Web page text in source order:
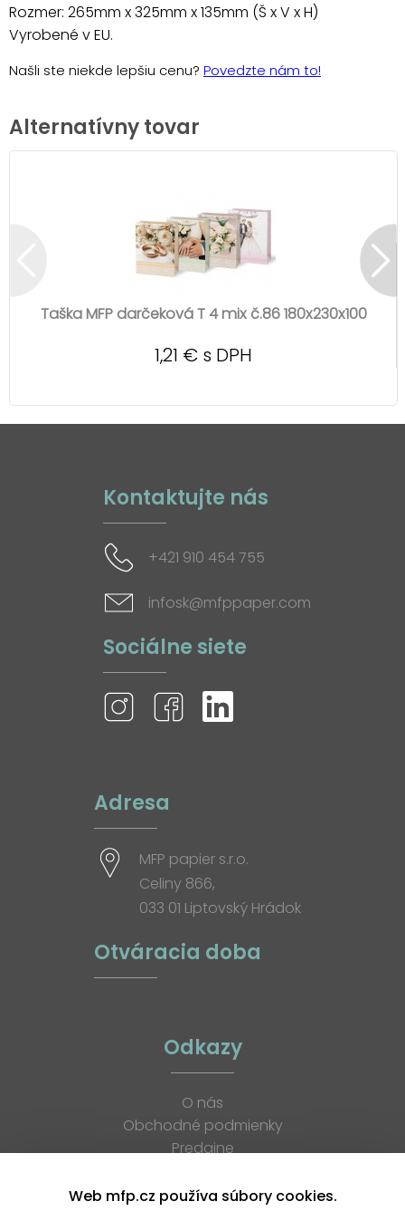
Rozmer: 265mm x 325mm x 135mm (Š x V x H)
Vyrobené v EU.
Našli ste niekde lepšiu cenu? Povedzte nám to!
Alternatívny tovar
Taška MFP darčeková T 4 mix č.86 180x230x100
1,21 € s DPH
Kontaktujte nás
+421 910 454 755
infosk@mfppaper.com
Sociálne siete
Adresa
MFP papier s.r.o.
Celiny 866,
033 01 Liptovský Hrádok
Otváracia doba
Odkazy
O nás
Obchodné podmienky
Predajne
K stiahnutiu
Web mfp.cz používa súbory cookies.